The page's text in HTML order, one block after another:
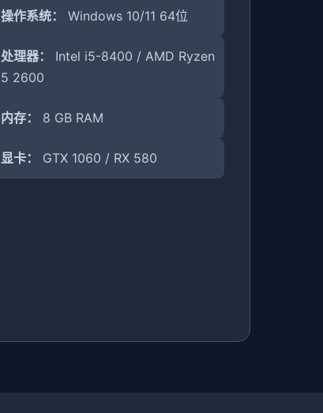
操作系统： Windows 10/11 64位
处理器：
Intel i5-8400 / AMD Ryzen
5 2600
内存： 8 GB RAM
显卡： GTX 1060 / RX 580